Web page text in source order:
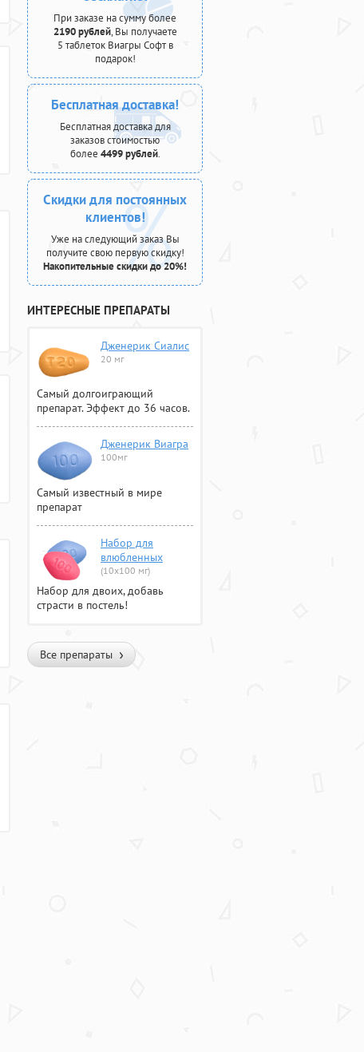
При заказе на сумму более
2190 рублей, Вы получаете
5 таблеток Виагры Софт в
подарок!
Бесплатная доставка!
Бесплатная доставка для
заказов стоимостью
более 4499 рублей.
Скидки для постоянных
клиентов!
Уже на следующий заказ Вы
получите свою первую скидку!
Накопительные скидки до 20%!
ИНТЕРЕСНЫЕ ПРЕПАРАТЫ
Дженерик Сиалис
20 мг
Самый долгоиграющий
препарат. Эффект до 36 часов.
Дженерик Виагра
100мг
Самый известный в мире
препарат
Набор для
влюбленных
(10х100 мг)
Набор для двоих, добавь
страсти в постель!
Все препараты